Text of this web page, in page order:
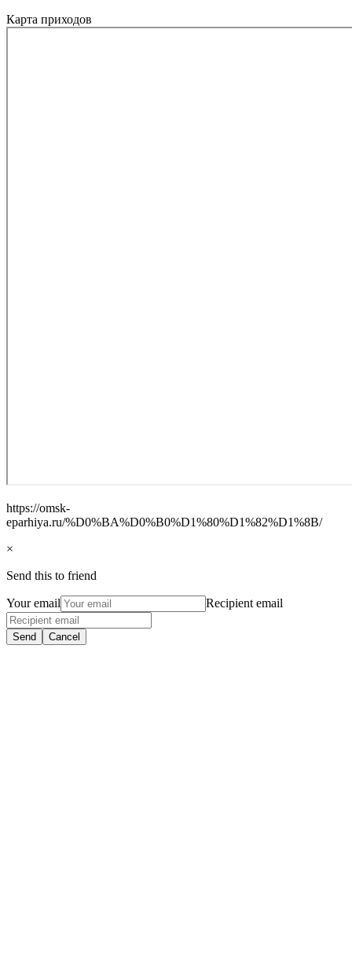
Карта приходов
https://omsk-
eparhiya.ru/%D0%BA%D0%B0%D1%80%D1%82%D1%8B/
×
Send this to friend
Your email Recipient email
Send Cancel